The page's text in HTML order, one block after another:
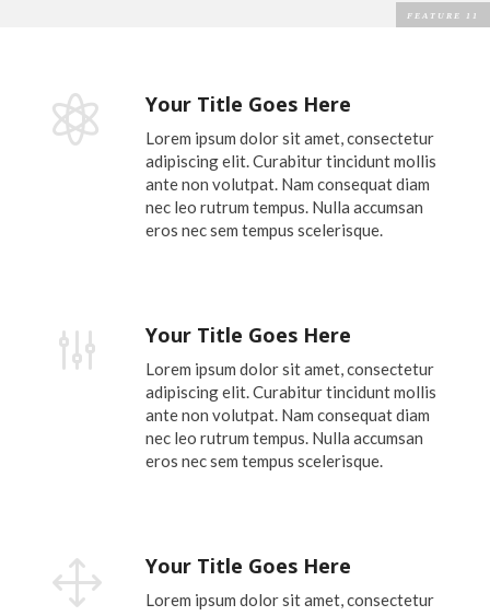
 Your Title Goes Here
Lorem ipsum dolor sit amet, consectetur
adipiscing elit. Curabitur tincidunt mollis
ante non volutpat. Nam consequat diam
nec leo rutrum tempus. Nulla accumsan
eros nec sem tempus scelerisque.
g Your Title Goes Here
Lorem ipsum dolor sit amet, consectetur
adipiscing elit. Curabitur tincidunt mollis
ante non volutpat. Nam consequat diam
nec leo rutrum tempus. Nulla accumsan
eros nec sem tempus scelerisque.
1 Your Title Goes Here
Lorem ipsum dolor sit amet, consectetur